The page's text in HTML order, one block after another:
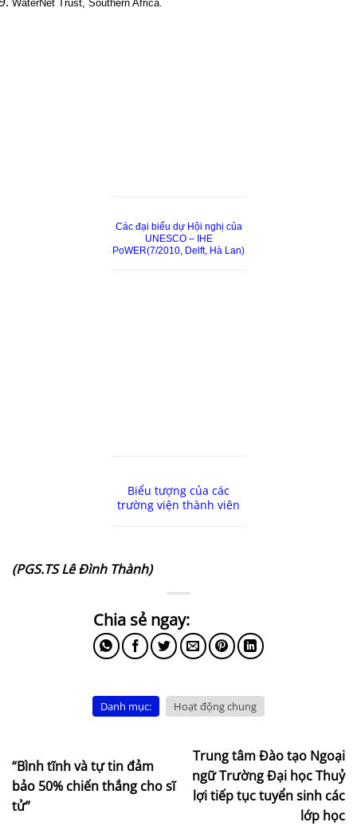
WaterNet Trust, Southern Africa
Các đại biểu dự Hội nghị của
UNESCO – IHE
PoWER(7/2010, Delft, Hà Lan)
Biểu tượng của các
trường viện thành viên
(PGS.TS Lê Đình Thành)
Danh mục: Hoạt động chung
“Bình tĩnh và tự tin đảm
bảo 50% chiến thắng cho sĩ
tử”
Trung tâm Đào tạo Ngoại
ngữ Trường Đại học Thuỷ
lợi tiếp tục tuyển sinh các
lớp học